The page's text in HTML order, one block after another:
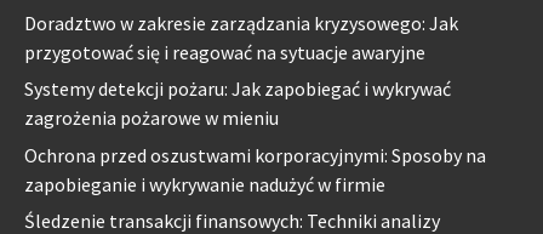
Doradztwo w zakresie zarządzania kryzysowego: Jak
przygotować się i reagować na sytuacje awaryjne
Systemy detekcji pożaru: Jak zapobiegać i wykrywać
zagrożenia pożarowe w mieniu
Ochrona przed oszustwami korporacyjnymi: Sposoby na
zapobieganie i wykrywanie nadużyć w firmie
Śledzenie transakcji finansowych: Techniki analizy